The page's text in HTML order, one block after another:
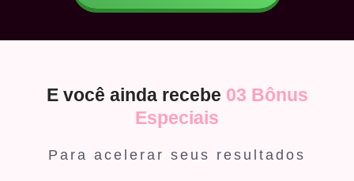
E você ainda recebe 03 Bônus
Especiais
Para acelerar seus resultados